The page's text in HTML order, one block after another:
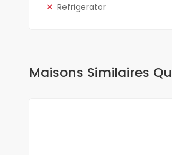
Refrigerator
Maisons Similaires